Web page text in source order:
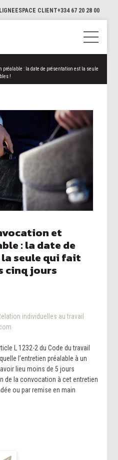
ESPACE CLIENT+334 67 20 28 00
préalable : la date de présentation est la seule
!
et
: la date de
seule qui fait
cinq jours
individuelles au travail
L 1232-2 du Code du travail
l’entretien préalable à un
lieu moins de 5 jours
de la convocation à cet entretien
ou par remise en main